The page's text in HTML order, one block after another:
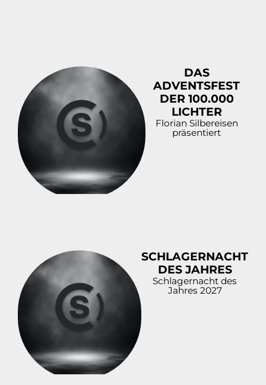
DAS
ADVENTSFEST
DER 100.000
LICHTER
Florian Silbereisen
präsentiert
SCHLAGERNACHT
DES JAHRES
Schlagernacht des
Jahres 2027